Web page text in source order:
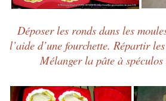
Déposer les ronds dans les
l’aide d’une fourchette. Répartir
Mélanger la pâte à spéculos